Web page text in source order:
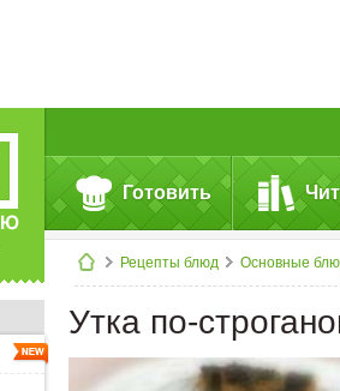
Готовить
Рецепты блюд Основные
Утка по-